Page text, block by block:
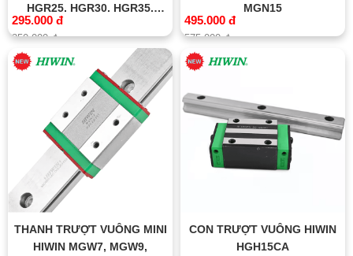
HGR25, HGR30, HGR35,
HGR45, HGR55, HGR65
295.000 đ
350.000 đ
MGN15
495.000 đ
575.000 đ
THANH TRƯỢT VUÔNG MINI
HIWIN MGW7, MGW9,
CON TRƯỢT VUÔNG HIWIN
HGH15CA